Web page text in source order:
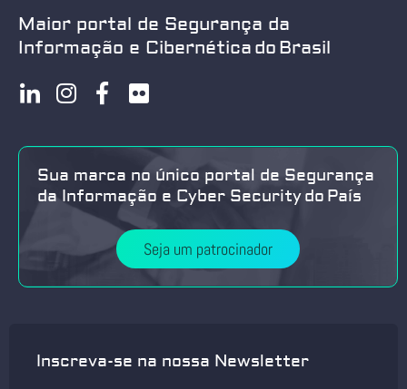
Maior portal de Segurança da
Informação e Cibernética do Brasil
Sua marca no único portal de Segurança
da Informação e Cyber Security do País
Seja um patrocinador
Inscreva-se na nossa Newsletter